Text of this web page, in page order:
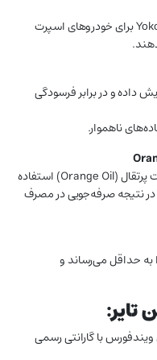
– برخی مدل‌ها مانند Yokohama Advan Sport برای خودروهای اسپرت
داده و در برابر فرسودگی
ناهموار.
– برخی از مدل‌های ویندفورس از فناوری نفت پرتقال (Orange Oil) استفاده
نتیجه صرفه‌جویی در مصرف
به حداقل می‌رساند و
تایر:
با گارانتی رسمی